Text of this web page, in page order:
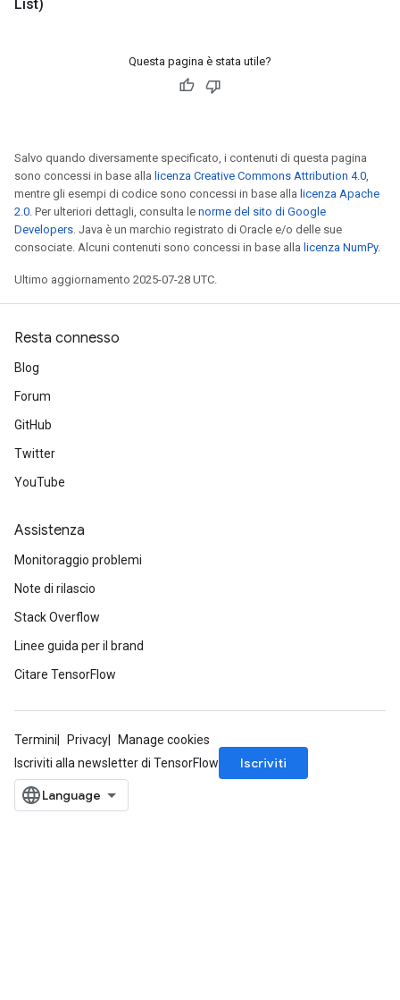
List)
Questa pagina è stata utile?
Salvo quando diversamente specificato, i contenuti di questa pagina
sono concessi in base alla licenza Creative Commons Attribution 4.0,
mentre gli esempi di codice sono concessi in base alla licenza Apache
2.0. Per ulteriori dettagli, consulta le norme del sito di Google
Developers. Java è un marchio registrato di Oracle e/o delle sue
consociate. Alcuni contenuti sono concessi in base alla licenza NumPy.
Ultimo aggiornamento 2025-07-28 UTC.
Resta connesso
Blog
Forum
GitHub
Twitter
YouTube
Assistenza
Monitoraggio problemi
Note di rilascio
Stack Overflow
Linee guida per il brand
Citare TensorFlow
Termini Privacy
Manage cookies
Iscriviti alla newsletter di TensorFlow
Iscriviti